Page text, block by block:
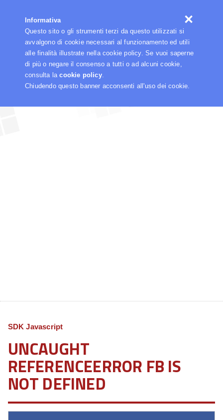
Informativa
Questo sito o gli strumenti terzi da questo utilizzati si
avvalgono di cookie necessari al funzionamento ed utili
alle finalità illustrate nella cookie policy. Se vuoi saperne
di più o negare il consenso a tutti o ad alcuni cookie,
consulta lacookie policy.
Chiudendo questo banner acconsenti all'uso dei cookie.
SDK Javascript
UNCAUGHT
REFERENCEERROR FB IS
NOT DEFINED